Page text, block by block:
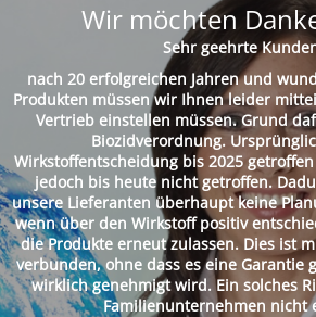
Wir möchten
Sehr geehrte
nach 20 erfolgreichen Jahren und
Produkten müssen wir Ihnen leider
Vertrieb einstellen müssen. Grund
Biozidverordnung.
Wirkstoffentscheidung bis 2025
jedoch bis heute nicht getroffen.
unsere Lieferanten überhaupt keine
wenn über den Wirkstoff positiv
die Produkte erneut zulassen. Dies ist
verbunden, ohne dass es eine Garantie
wirklich genehmigt wird. Ein solches
Familienunternehmen nicht